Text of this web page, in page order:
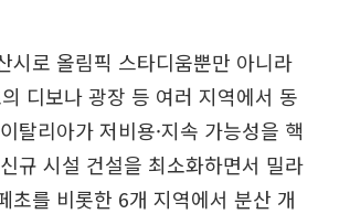
시로 올림픽 스타디움뿐만 아니라
디보나 광장 등 여러 지역에서 동
탈리아가 저비용·지속 가능성을 핵
규 시설 건설을 최소화하면서 밀라
초를 비롯한 6개 지역에서 분산 개